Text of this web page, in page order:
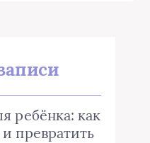
ребёнка: как
превратить